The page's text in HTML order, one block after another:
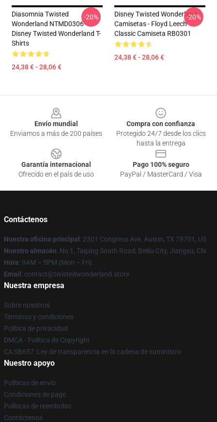
Diasomnia Twisted
Wonderland NTMD0306
Disney Twisted Wonderland T-
Shirts
24,38 € - 28,06 €
-20%
Disney Twisted Wonderland
Camisetas - Floyd Leech
Classic Camiseta RB0301
24,38 € - 28,06 €
-20%
Envío mundial
Enviamos a más de 200 países
Compra con confianza
Protegido 24/7 desde los clics
hasta la entrega
Garantía internacional
Ofrecido en el país de uso
Pago 100% seguro
PayPal / MasterCard / Visa
Contáctenos
Nuestra oficina principal : 2501 Congress Ave, Austin, TX 78701, US
Nuestro almacén: No 1, Taiping South Road, Beiliu City, Jiangsu, CN
Hora: 9AM – 5PM (Mon – Fri)
Email : contact@twistedwonderland.store
Nuestra empresa
Sobre nosotros
Términos y condiciones
Política de privacidad
DMCA - Política de Copyright
CA SB657: Ley de transparencia en la cadena de suministro
Nuestro apoyo
Políticas de envío
Condiciones de pago
Políticas de reembolso
Contáctenos